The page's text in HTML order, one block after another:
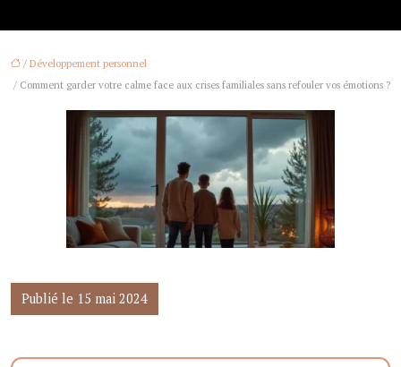
/ Développement personnel
/ Comment garder votre calme face aux crises familiales sans refouler vos émotions ?
Publié le 15 mai 2024